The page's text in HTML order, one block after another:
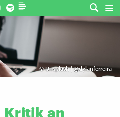
©Unsplash | @dylanferreira
Kritik an